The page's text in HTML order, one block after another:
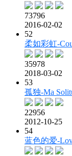
73796
2016-02-02
52
柔如彩虹-
35978
2018-03-02
53
孤独-Ma
22956
2012-10-25
54
蓝色的爱-